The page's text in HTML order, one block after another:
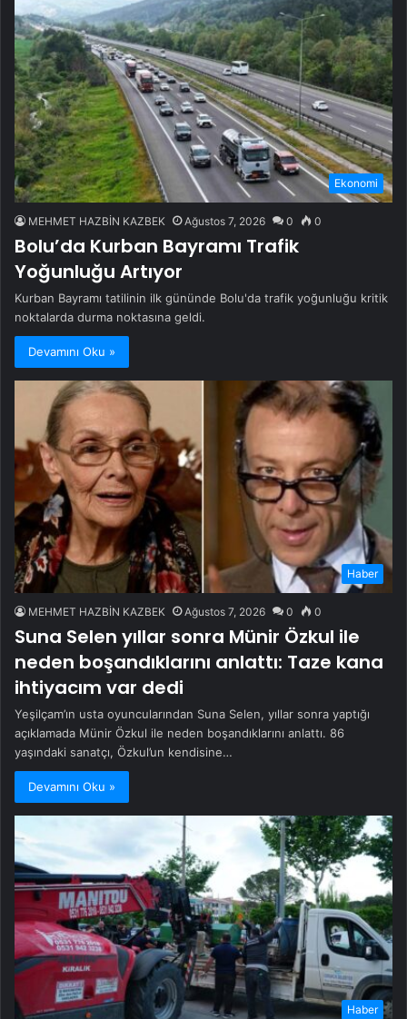
Ekonomi
MEHMET HAZBİN KAZBEK Ağustos 7, 2026 0 0
Bolu’da Kurban Bayramı Trafik
Yoğunluğu Artıyor
Kurban Bayramı tatilinin ilk gününde Bolu'da trafik yoğunluğu kritik
noktalarda durma noktasına geldi.
Devamını Oku »
Haber
MEHMET HAZBİN KAZBEK Ağustos 7, 2026 0 0
Suna Selen yıllar sonra Münir Özkul ile
neden boşandıklarını anlattı: Taze kana
ihtiyacım var dedi
Yeşilçam’ın usta oyuncularından Suna Selen, yıllar sonra yaptığı
açıklamada Münir Özkul ile neden boşandıklarını anlattı. 86
yaşındaki sanatçı, Özkul’un kendisine…
Devamını Oku »
Haber